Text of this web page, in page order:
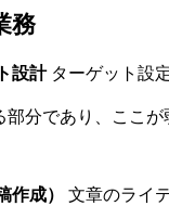
務
設計ターゲット設
分であり、ここ
成） 文章のライ